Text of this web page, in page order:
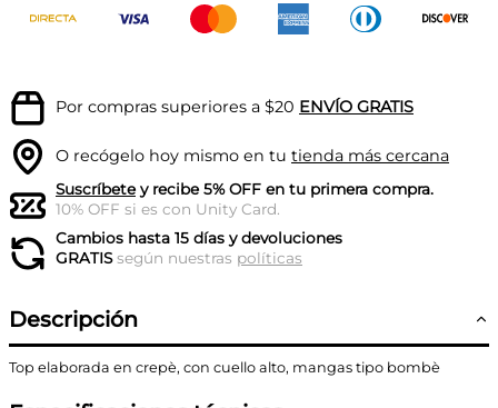
Por compras superiores a $20 ENVÍO GRATIS
O recógelo hoy mismo en tu tienda más cercana
Suscríbetey recibe 5% OFF en tu primera compra.
10% OFF si es con Unity Card.
Cambios hasta 15 días y devoluciones
GRATISsegún nuestras políticas
Descripción
Top elaborada en crepè, con cuello alto, mangas tipo bombè